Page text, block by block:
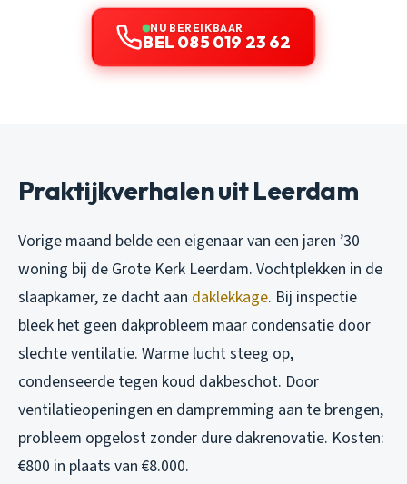
NU BEREIKBAAR
BEL 085 019 23 62
Praktijkverhalen uit Leerdam
Vorige maand belde een eigenaar van een jaren ’30
woning bij de Grote Kerk Leerdam. Vochtplekken in de
slaapkamer, ze dacht aan daklekkage. Bij inspectie
bleek het geen dakprobleem maar condensatie door
slechte ventilatie. Warme lucht steeg op,
condenseerde tegen koud dakbeschot. Door
ventilatieopeningen en dampremming aan te brengen,
probleem opgelost zonder dure dakrenovatie. Kosten:
€800 in plaats van €8.000.